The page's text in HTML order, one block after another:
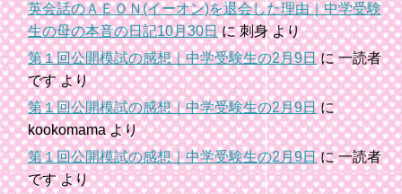
英会話のＡＥＯＮ(イーオン)を退会した理由｜中学受験
生の母の本音の日記10月30日に刺身より
第１回公開模試の感想｜中学受験生の2月9日に一読者
ですより
第１回公開模試の感想｜中学受験生の2月9日に
kookomamaより
第１回公開模試の感想｜中学受験生の2月9日に一読者
ですより